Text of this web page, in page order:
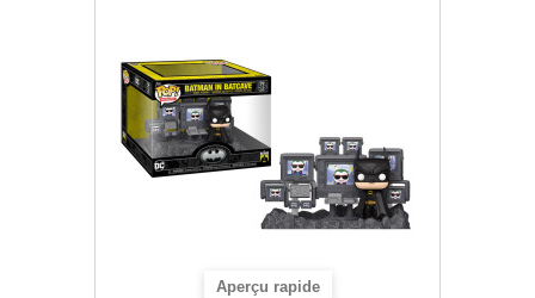
Aperçu rapide